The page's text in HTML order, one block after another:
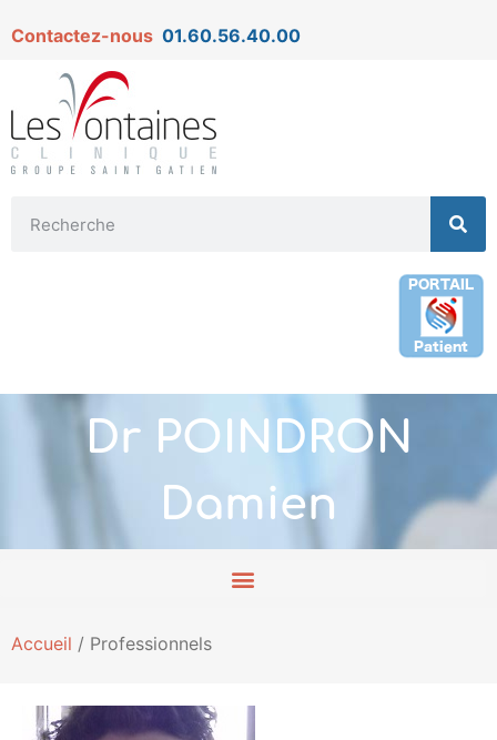
Contactez-nous 01.60.56.40.00
Dr POINDRON
Damien
Accueil / Professionnels